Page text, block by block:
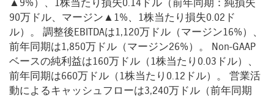
▲9%）、1株当たり損失0.14ドル（前年同期：純損失
90万ドル、マージン▲1%、1株当たり損失0.02ド
ル）。 調整後EBITDAは1,120万ドル（マージン16%）、
前年同期は1,850万ドル（マージン26%）。 Non-GAAP
ベースの純利益は160万ドル（1株当たり0.03ドル）、
前年同期は660万ドル（1株当たり0.12ドル）。 営業活
動によるキャッシュフローは3,240万ドル（前年同期